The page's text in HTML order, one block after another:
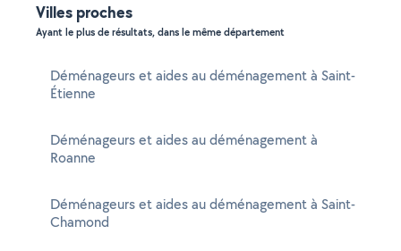
Villes proches
Ayant le plus de résultats, dans le même département
Déménageurs et aides au déménagement à Saint-
Étienne
Déménageurs et aides au déménagement à
Roanne
Déménageurs et aides au déménagement à Saint-
Chamond